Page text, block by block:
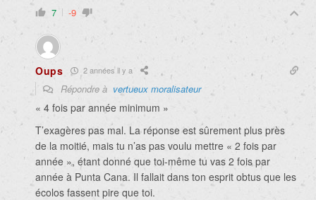
7 -9
Oups 2 années il y a
Répondre à vertueux moralisateur
« 4 fois par année minimum »
T’exagères pas mal. La réponse est sûrement plus près
de la moitié, mais tu n’as pas voulu mettre « 2 fois par
année », étant donné que toi-même tu vas 2 fois par
année à Punta Cana. Il fallait dans ton esprit obtus que les
écolos fassent pire que toi.